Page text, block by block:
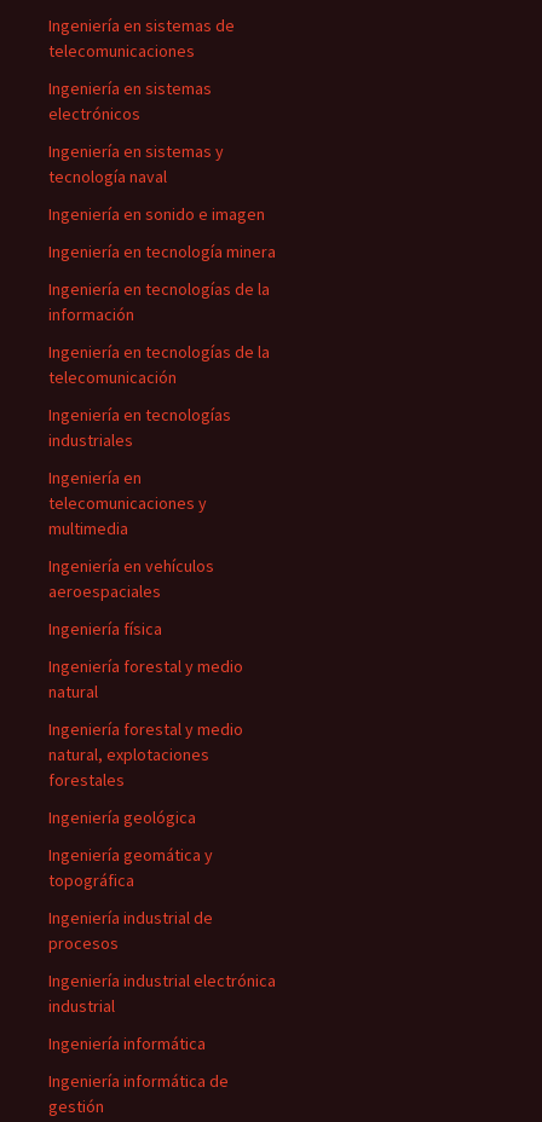
Ingeniería en sistemas de
telecomunicaciones
Ingeniería en sistemas
electrónicos
Ingeniería en sistemas y
tecnología naval
Ingeniería en sonido e imagen
Ingeniería en tecnología minera
Ingeniería en tecnologías de la
información
Ingeniería en tecnologías de la
telecomunicación
Ingeniería en tecnologías
industriales
Ingeniería en
telecomunicaciones y
multimedia
Ingeniería en vehículos
aeroespaciales
Ingeniería física
Ingeniería forestal y medio
natural
Ingeniería forestal y medio
natural, explotaciones
forestales
Ingeniería geológica
Ingeniería geomática y
topográfica
Ingeniería industrial de
procesos
Ingeniería industrial electrónica
industrial
Ingeniería informática
Ingeniería informática de
gestión